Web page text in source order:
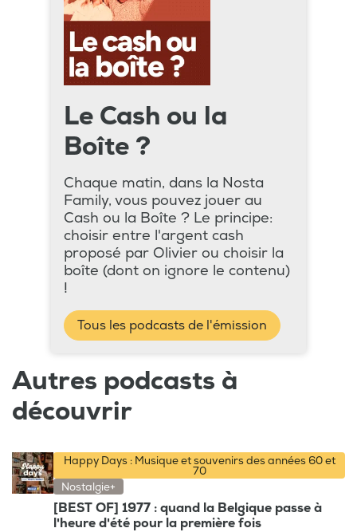
Le Cash ou la
Boîte ?
Chaque matin, dans la Nosta
Family, vous pouvez jouer au
Cash ou la Boîte ? Le principe:
choisir entre l'argent cash
proposé par Olivier ou choisir la
boîte (dont on ignore le contenu)
!
Tous les podcasts de l'émission
Autres podcasts à
découvrir
Happy Days : Musique et souvenirs des années 60 et
70
Nostalgie+
[BEST OF] 1977 : quand la Belgique passe à
l'heure d'été pour la première fois